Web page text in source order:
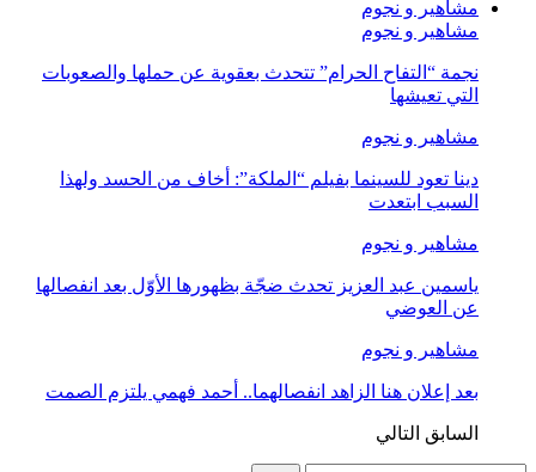
مشاهير و نجوم
مشاهير و نجوم
نجمة “التفاح الحرام” تتحدث بعقوية عن حملها والصعوبات
التي تعيشها
مشاهير و نجوم
دينا تعود للسينما بفيلم “الملكة”: أخاف من الحسد ولهذا
السبب ابتعدت
مشاهير و نجوم
ياسمين عبد العزيز تحدث ضجّة بظهورها الأوّل بعد انفصالها
عن العوضي
مشاهير و نجوم
بعد إعلان هنا الزاهد انفصالهما.. أحمد فهمي يلتزم الصمت
السابق التالي